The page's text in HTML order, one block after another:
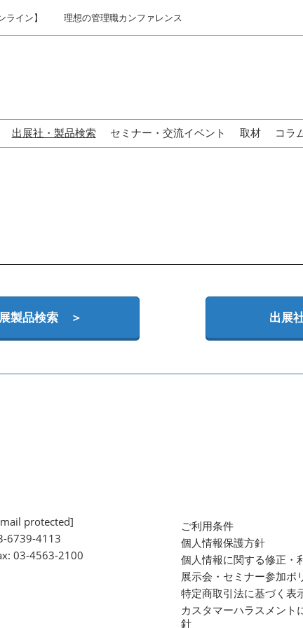
ライン】 理想の管理職カンファレンス
出展社・製品検索 セミナー・交流イベント 取材 コラ
製品検索 ＞ 出展
protected]
6739-4113
03-4563-2100
ご利用条件
個人情報保護方針
個人情報に関する修正・
展示会・セミナー参加ポ
特定商取引法に基づく表
カスタマーハラスメント
針